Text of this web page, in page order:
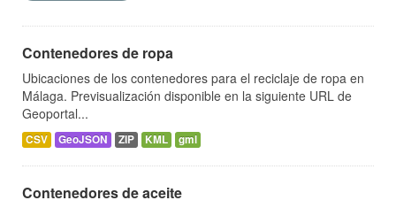
Contenedores de ropa
Ubicaciones de los contenedores para el reciclaje de ropa en
Málaga. Previsualización disponible en la siguiente URL de
Geoportal...
CSV GeoJSON ZIP KML gml
Contenedores de aceite